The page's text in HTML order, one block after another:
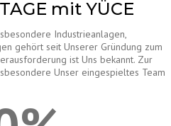
mit YÜCE
Industrieanlagen,
gehört seit Unserer Gründung zum
ist Uns bekannt. Zur
Unser eingespieltes Team